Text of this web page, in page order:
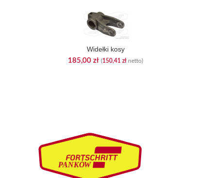
Widełki kosy
185,00 zł (150,41 zł netto)